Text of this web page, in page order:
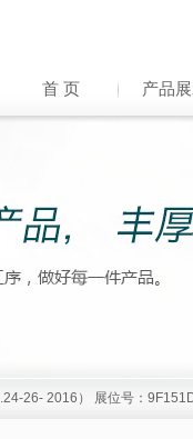
首 页 产品
26- 2016） 展位号：